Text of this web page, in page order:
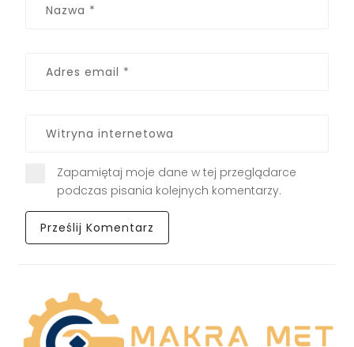
Zapamiętaj moje dane w tej przeglądarce
podczas pisania kolejnych komentarzy.